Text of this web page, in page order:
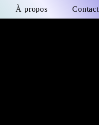
À propos Contact